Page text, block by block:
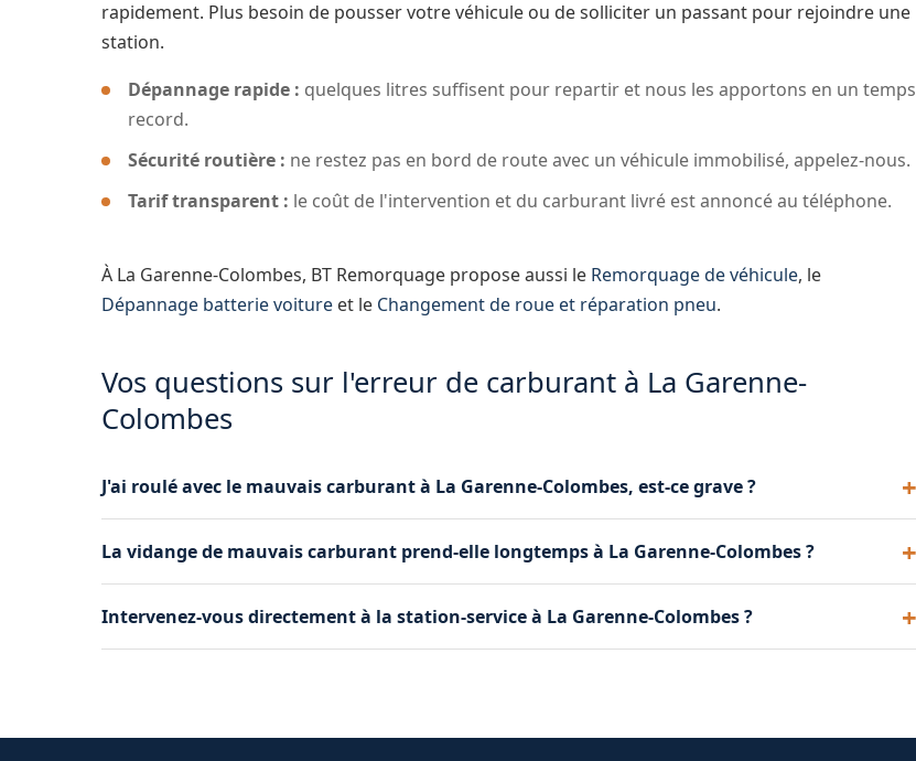
rapidement. Plus besoin de pousser votre véhicule ou de solliciter un passant pour rejoindre une
station.
Dépannage rapide : quelques litres suffisent pour repartir et nous les apportons en un temps
record.
Sécurité routière : ne restez pas en bord de route avec un véhicule immobilisé, appelez-nous.
Tarif transparent : le coût de l'intervention et du carburant livré est annoncé au téléphone.
À La Garenne-Colombes, BT Remorquage propose aussi le Remorquage de véhicule, le
Dépannage batterie voiture et le Changement de roue et réparation pneu.
Vos questions sur l'erreur de carburant à La Garenne-
Colombes
J'ai roulé avec le mauvais carburant à La Garenne-Colombes, est-ce grave ?
dégâts potentiels sont importants. Appelez-nous dès que vous réalisez l'erreur pour limiter les
conséquences.
La vidange de mauvais carburant prend-elle longtemps à La Garenne-Colombes ?
réservoir. Le temps inclut la vidange, la purge et le remplissage avec le bon carburant.
Intervenez-vous directement à la station-service à La Garenne-Colombes ?